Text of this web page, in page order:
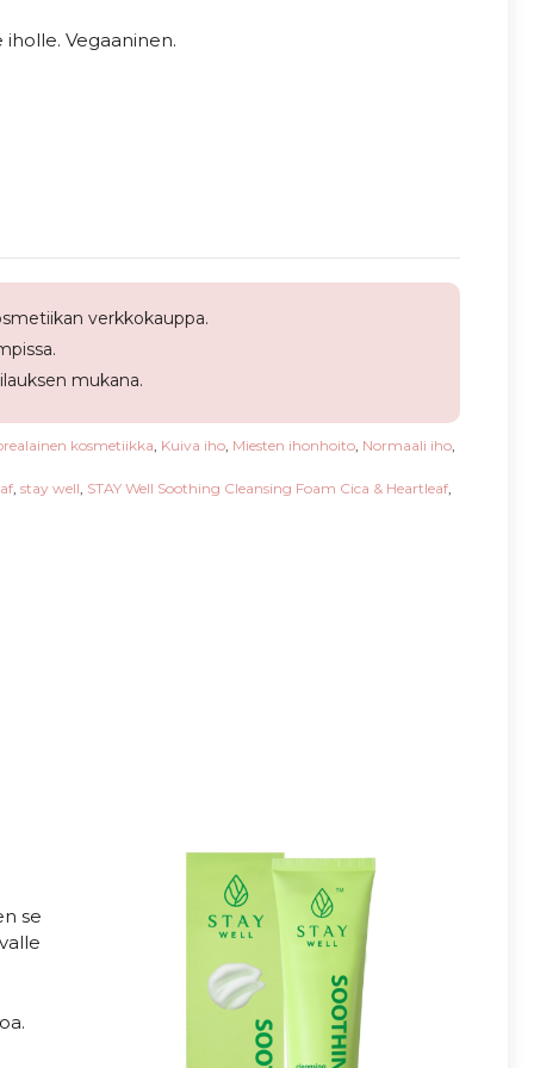
Vegaaninen.
verkkokauppa.
mukana.
kosmetiikka Kuiva iho, Miesten ihonhoito, Normaali iho,
, stay well STAY Well Soothing Cleansing Foam Cica & Heartleaf,
se